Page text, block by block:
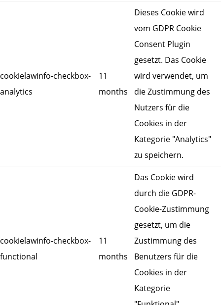
cookielawinfo-checkbox-
analytics
11
months
Dieses Cookie wird
vom GDPR Cookie
Consent Plugin
gesetzt. Das Cookie
wird verwendet, um
die Zustimmung des
Nutzers für die
Cookies in der
Kategorie "Analytics"
zu speichern.
cookielawinfo-checkbox-
functional
11
months
Das Cookie wird
durch die GDPR-
Cookie-Zustimmung
gesetzt, um die
Zustimmung des
Benutzers für die
Cookies in der
Kategorie